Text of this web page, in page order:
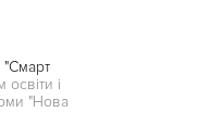
освіти і
"Нова